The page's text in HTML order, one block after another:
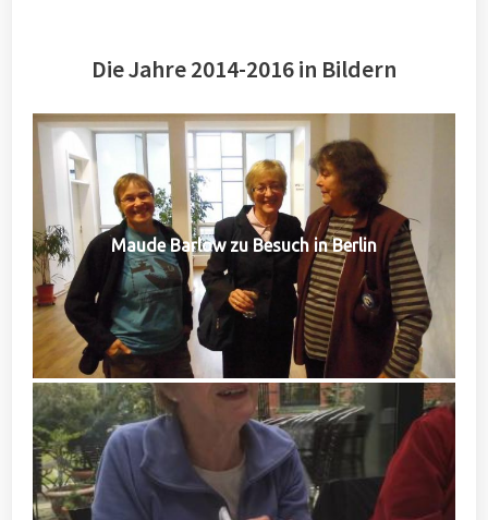
Die Jahre 2014-2016 in Bildern
Maude Barlow zu Besuch in Berlin